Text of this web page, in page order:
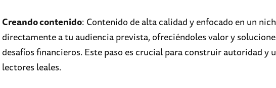
Creando contenido: Contenido de alta calidad y enfocado en un
directamente a tu audiencia prevista, ofreciéndoles valor y
desafíos financieros. Este paso es crucial para construir autoridad y
lectores leales.